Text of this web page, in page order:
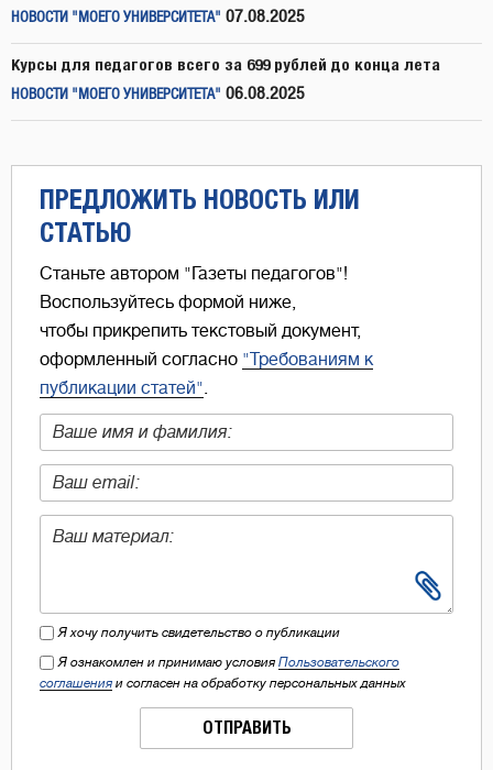
НОВОСТИ "МОЕГО УНИВЕРСИТЕТА" 07.08.2025
Курсы для педагогов всего за 699 рублей до конца лета
НОВОСТИ "МОЕГО УНИВЕРСИТЕТА" 06.08.2025
ПРЕДЛОЖИТЬ НОВОСТЬ ИЛИ
СТАТЬЮ
Станьте автором "Газеты педагогов"!
Воспользуйтесь формой ниже,
чтобы прикрепить текстовый документ,
оформленный согласно "Требованиям к
публикации статей"
Я хочу получить свидетельство о публикации
Я ознакомлен и принимаю условия Пользовательского
соглашения и согласен на обработку персональных данных
ОТПРАВИТЬ